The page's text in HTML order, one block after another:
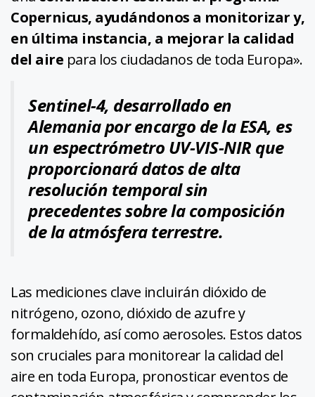
Copernicus, ayudándonos a monitorizar y,
en última instancia, a mejorar la calidad
del aire para los ciudadanos de toda Europa».
Sentinel-4, desarrollado en
Alemania por encargo de la ESA, es
un espectrómetro UV-VIS-NIR que
proporcionará datos de alta
resolución temporal sin
precedentes sobre la composición
de la atmósfera terrestre.
Las mediciones clave incluirán dióxido de
nitrógeno, ozono, dióxido de azufre y
formaldehído, así como aerosoles. Estos datos
son cruciales para monitorear la calidad del
aire en toda Europa, pronosticar eventos de